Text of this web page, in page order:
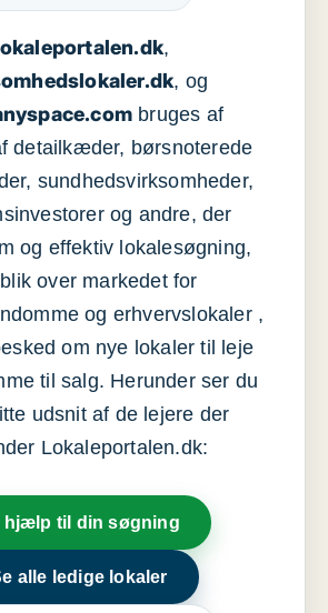
,
, og
bruges af
detailkæder, børsnoterede
sundhedsvirksomheder,
og andre, der
og effektiv lokalesøgning,
over markedet for
og erhvervslokaler ,
om nye lokaler til leje
til salg. Herunder ser du
udsnit af de lejere der
Lokaleportalen.dk:
hjælp til din søgning
alle ledige lokaler